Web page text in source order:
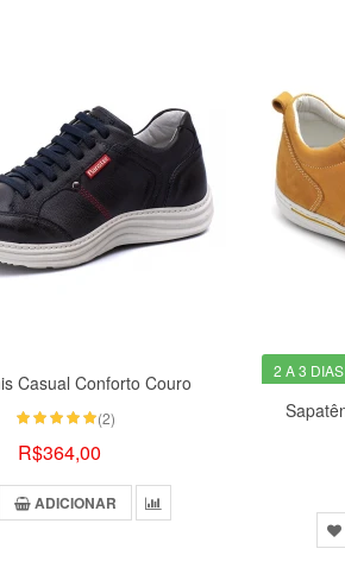
Casual Conforto Couro
(2)
R$364,00
ADICIONAR
2 A 3 DIAS